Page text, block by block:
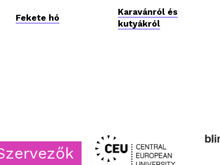
Fekete hó
Karavánról és
kutyákról